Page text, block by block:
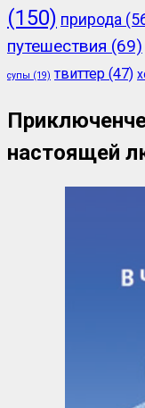
(150) природа
путешествия (69)
супы (19) твиттер (47)
настоящей